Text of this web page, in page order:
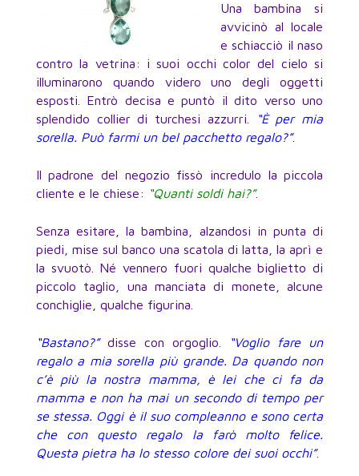
Una bambina si
avvicinò al locale
e schiacciò il naso
contro la vetrina: i suoi occhi color del cielo si
illuminarono quando videro uno degli oggetti
esposti. Entrò decisa e puntò il dito verso uno
splendido collier di turchesi azzurri.
“È per mia
sorella. Può farmi un bel pacchetto regalo?”.
Il padrone del negozio fissò incredulo la piccola
cliente e le chiese: “Quanti soldi hai?”.
Senza esitare, la bambina, alzandosi in punta di
piedi, mise sul banco una scatola di latta, la aprì e
la svuotò. Né vennero fuori qualche biglietto di
piccolo taglio, una manciata di monete, alcune
conchiglie, qualche figurina.
“Bastano?” disse con orgoglio.
“Voglio fare un
regalo a mia sorella più grande. Da quando non
c’è più la nostra mamma, è lei che ci fa da
mamma e non ha mai un secondo di tempo per
se stessa. Oggi è il suo compleanno e sono certa
che con questo regalo la farò molto felice.
Questa pietra ha lo stesso colore dei suoi occhi”.